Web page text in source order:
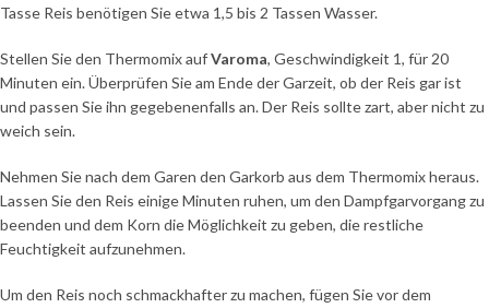
Tasse Reis benötigen Sie etwa 1,5 bis 2 Tassen Wasser.
Stellen Sie den Thermomix aufVaroma, Geschwindigkeit 1, für 20
Minuten ein. Überprüfen Sie am Ende der Garzeit, ob der Reis gar ist
und passen Sie ihn gegebenenfalls an. Der Reis sollte zart, aber nicht zu
weich sein.
Nehmen Sie nach dem Garen den Garkorb aus dem Thermomix heraus.
Lassen Sie den Reis einige Minuten ruhen, um den Dampfgarvorgang zu
beenden und dem Korn die Möglichkeit zu geben, die restliche
Feuchtigkeit aufzunehmen.
Um den Reis noch schmackhafter zu machen, fügen Sie vor dem